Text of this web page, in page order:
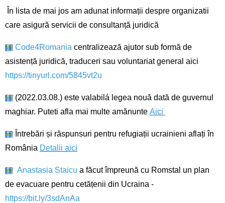
În lista de mai jos am adunat informații despre organizatii
care asigură servicii de consultanță juridică
Code4Romania centralizează ajutor sub formă de
asistență juridică, traduceri sau voluntariat general aici
https://tinyurl.com/5845vt2u
(2022.03.08.) este valabilá legea nouă dată de guvernul
maghiar. Puteti afla mai multe amănunte Aici
Întrebări și răspunsuri pentru refugiații ucrainieni aflați în
România Detalii aici
Anastasia Staicu a făcut împreună cu Romstal un plan
de evacuare pentru cetățenii din Ucraina -
https://bit.ly/3sdAnAa